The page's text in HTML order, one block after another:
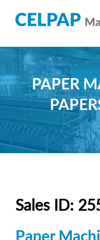
PAPER
Sales ID:
Paper